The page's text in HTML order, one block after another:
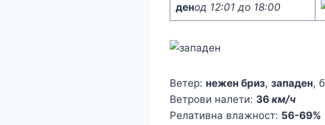
денод 12:01 до 18:00
Ветер: нежен бриз, западен,
Ветрови налети: 36 км/ч
Релативна влажност: 56-69%